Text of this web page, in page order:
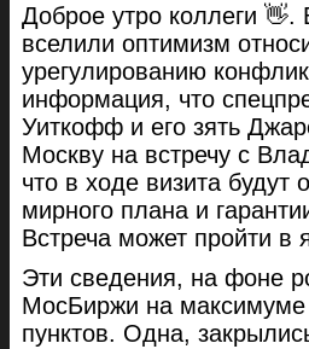
Доброе утро коллеги 👋.
вселили оптимизм
урегулированию
информация, что
Уиткофф и его зять
Москву на встречу с
что в ходе визита будут
мирного плана и
Встреча может пройти в
Эти сведения, на фоне
МосБиржи на максимуме
пунктов. Одна,